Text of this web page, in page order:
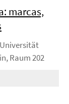
marcas,
Raum 202